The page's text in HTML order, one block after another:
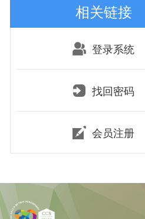
相关链接
登录系统
找回密码
会员注册